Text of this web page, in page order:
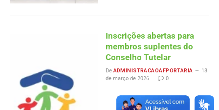
Inscrições abertas para
membros suplentes do
Conselho Tutelar
De ADMINISTRACAOAFPORTARIA
18
de março de 2026
0